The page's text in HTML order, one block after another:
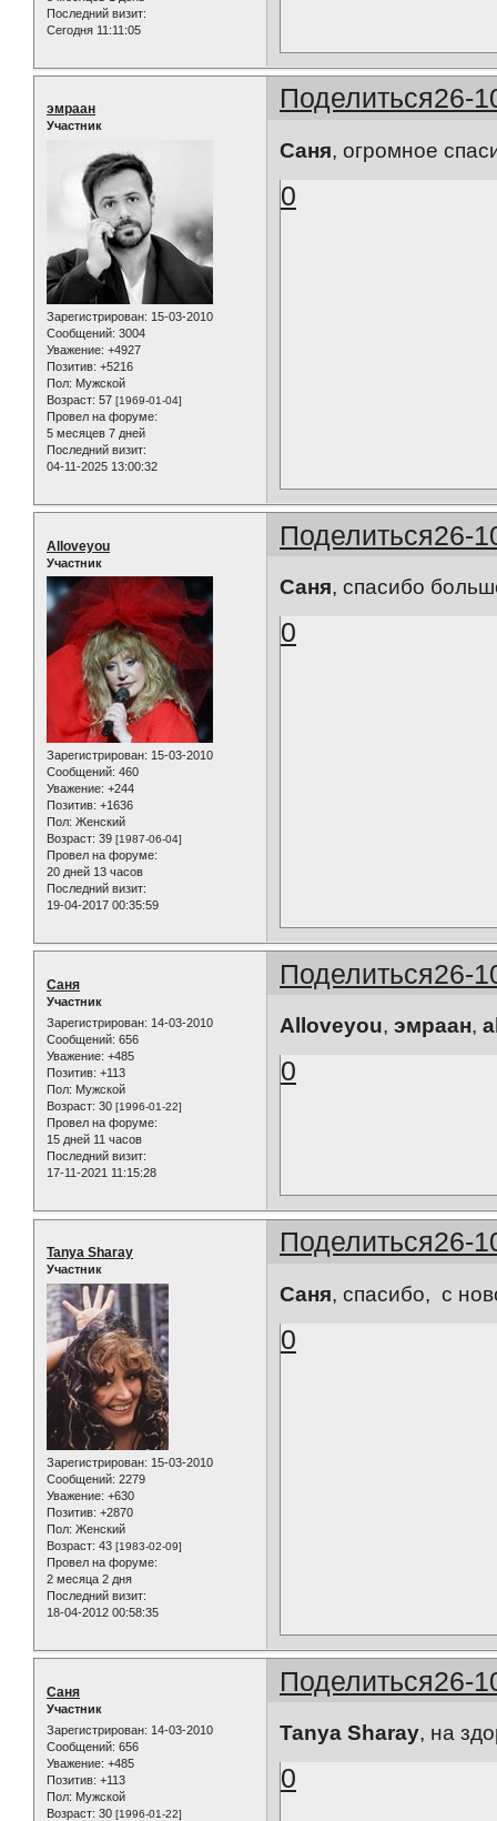
Последний визит:
Сегодня 11:11:05
Поделиться26-
эмраан
Участник
Зарегистрирован: 15-03-2010
Сообщений: 3004
Уважение: +4927
Позитив: +5216
Пол: Мужской
Возраст: 57 [1969-01-04]
Провел на форуме:
5 месяцев 7 дней
Последний визит:
04-11-2025 13:00:32
Саня, огромное
0
Поделиться26-
Alloveyou
Участник
Зарегистрирован: 15-03-2010
Сообщений: 460
Уважение: +244
Позитив: +1636
Пол: Женский
Возраст: 39 [1987-06-04]
Провел на форуме:
20 дней 13 часов
Последний визит:
19-04-2017 00:35:59
Саня, спасибо
0
Поделиться26-
Саня
Участник
Зарегистрирован: 14-03-2010
Сообщений: 656
Уважение: +485
Позитив: +113
Пол: Мужской
Возраст: 30 [1996-01-22]
Провел на форуме:
15 дней 11 часов
Последний визит:
17-11-2021 11:15:28
Alloveyou,эмраан,
0
Поделиться26-
Tanya Sharay
Участник
Зарегистрирован: 15-03-2010
Сообщений: 2279
Уважение: +630
Позитив: +2870
Пол: Женский
Возраст: 43 [1983-02-09]
Провел на форуме:
2 месяца 2 дня
Последний визит:
18-04-2012 00:58:35
Саня, спасибо, с
0
Поделиться26-
Саня
Участник
Зарегистрирован: 14-03-2010
Сообщений: 656
Уважение: +485
Позитив: +113
Пол: Мужской
Возраст: 30 [1996-01-22]
Tanya Sharay, на
0